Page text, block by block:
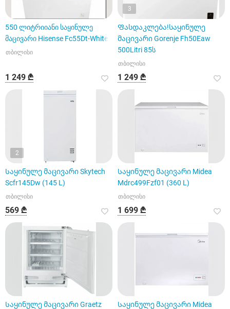
550 ლიტრიიანი საყინულე
მაცივარი Hisense Fc55Dt-White
თბილისი
1 249 ₾
3
Ფასდაკლება!საყინულე
მაცივარი Gorenje Fh50Eaw
500Litri 85ს
თბილისი
1 249 ₾
2
Საყინულე მაცივარი Skytech
Scfr145Dw (145 L)
თბილისი
569 ₾
Საყინულე მაცივარი Midea
Mdrc499Fzf01 (360 L)
თბილისი
1 699 ₾
Საყინულე მაცივარი Graetz
Საყინულე მაცივარი Midea